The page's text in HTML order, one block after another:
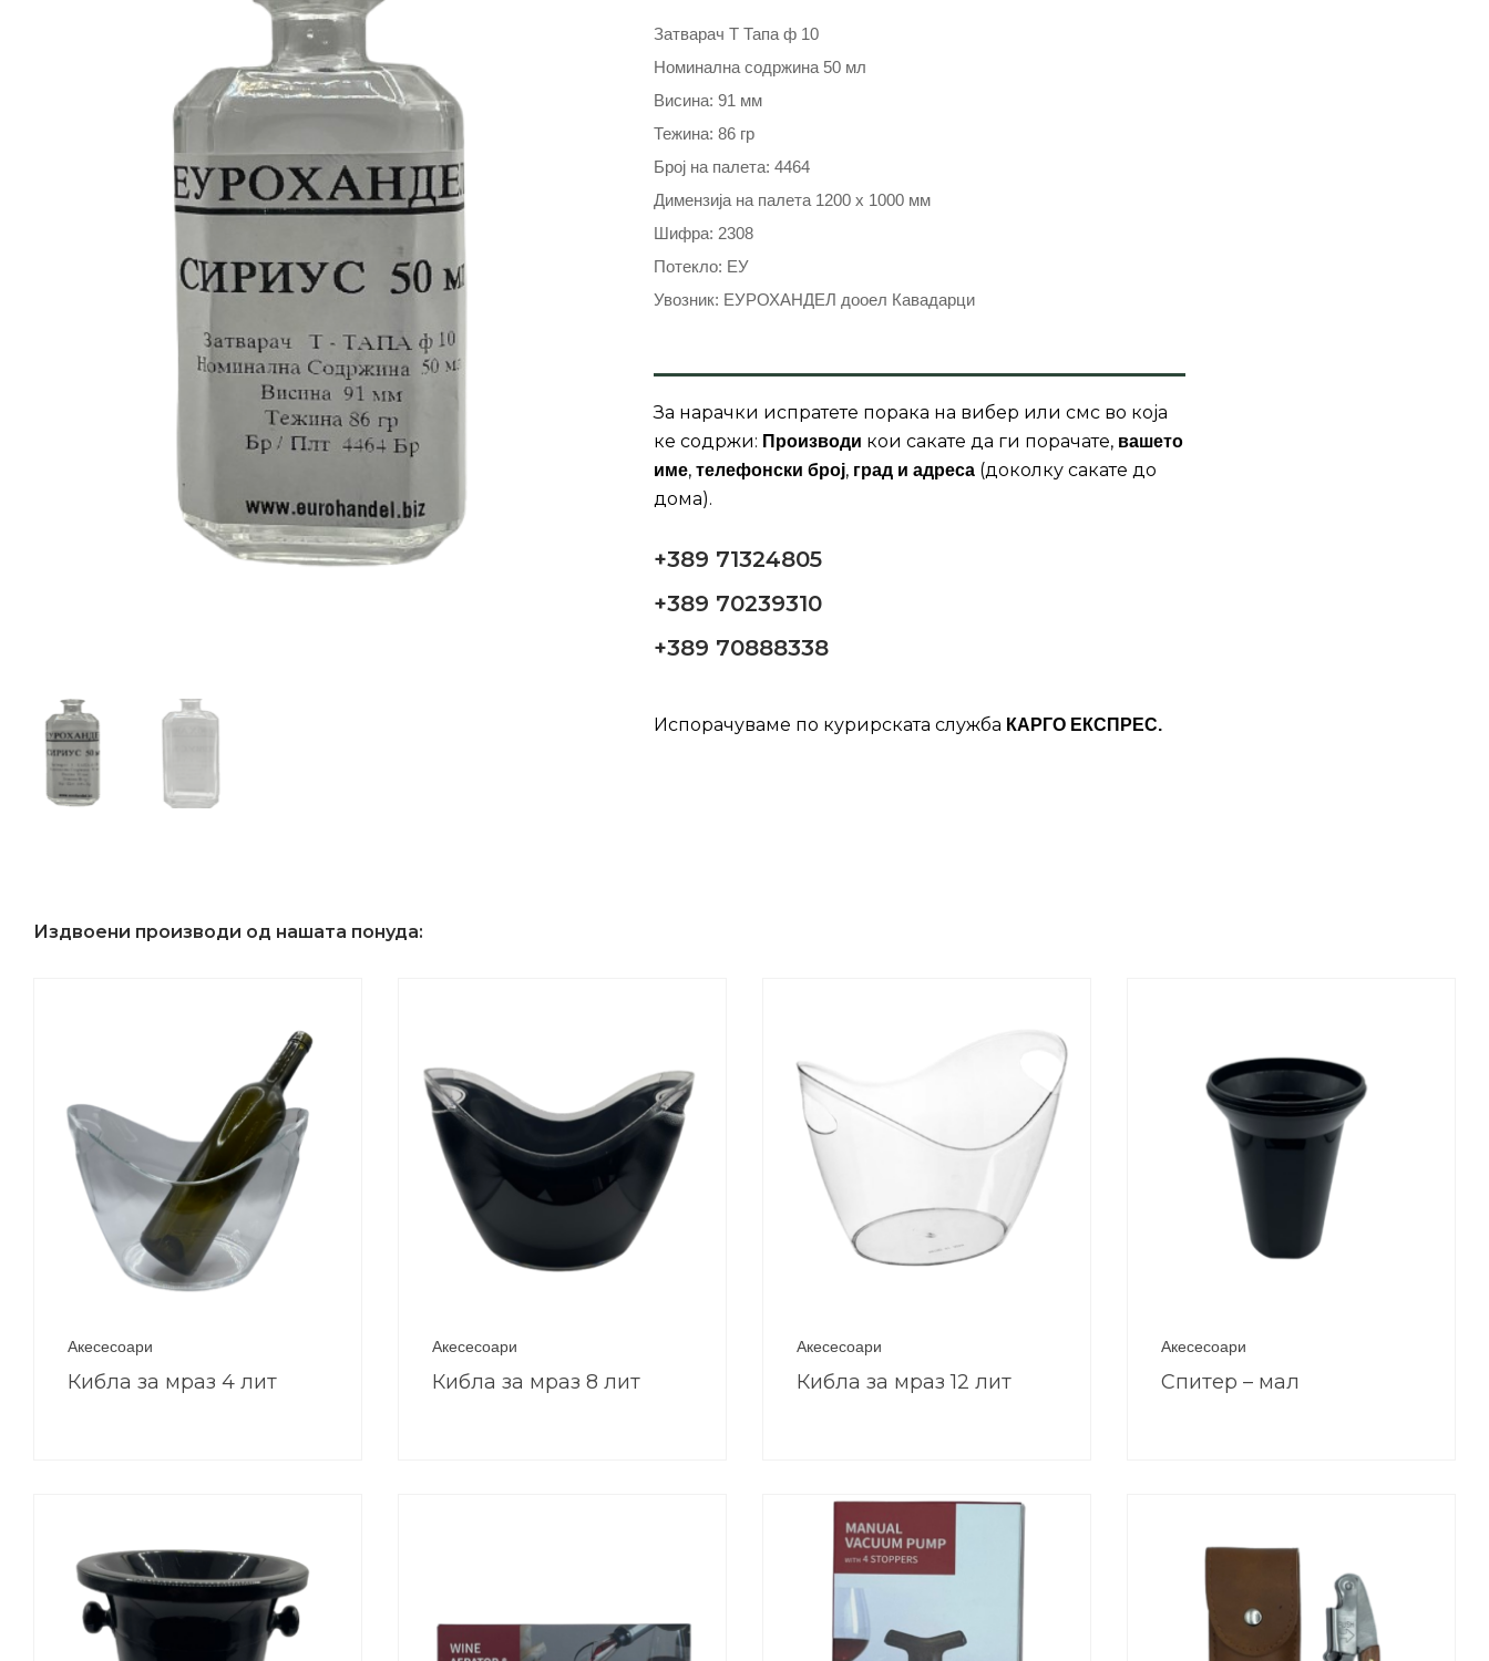
Затварач Т Тапа ф 10
Номинална содржина 50 мл
Висина: 91 мм
Тежина: 86 гр
Број на палета: 4464
Димензија на палета 1200 x 1000 мм
Шифра: 2308
Потекло: ЕУ
Увозник: ЕУРОХАНДЕЛ дооел Кавадарци
За нарачки испратете порака на вибер или смс во која
ке содржи: Производи кои сакате да ги порачате, вашето
име, телефонски број, град и адреса (доколку сакате до
дома).
+389 71324805
+389 70239310
+389 70888338
Испорачуваме по курирската служба КАРГО ЕКСПРЕС.
Издвоени производи од нашата понуда:
Акесесоари
Кибла за мраз 4 лит
Акесесоари
Кибла за мраз 8 лит
Акесесоари
Кибла за мраз 12 лит
Акесесоари
Спитер – мал